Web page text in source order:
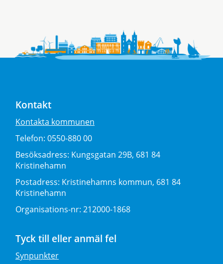
Kontakt
Kontakta kommunen
Telefon: 0550-880 00
Besöksadress: Kungsgatan 29B, 681 84
Kristinehamn
Postadress: Kristinehamns kommun, 681 84
Kristinehamn
Organisations-nr: 212000-1868
Tyck till eller anmäl fel
Synpunkter